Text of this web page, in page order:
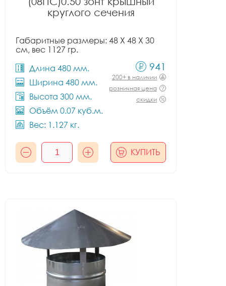
круглого сечения
Габаритные размеры: 48 X 48 X 30
см, вес 1127 гр.
Длина 480 мм.
Ширина 480 мм.
Высота 300 мм.
Объём 0.07 куб.м.
Вес: 1.127 кг.
941
200+ в наличии
розничная цена
скидки
КУПИТЬ